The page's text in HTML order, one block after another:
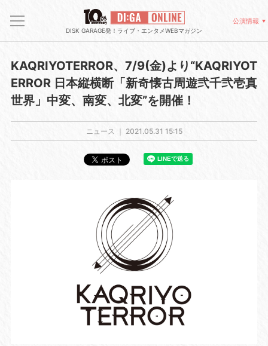
DISK GARAGE発！ライブ・エンタメWEBマガジン
公演情報
KAQRIYOTERROR、7/9(金)より“KAQRIYOT
ERROR 日本縦横断「新奇懐古周遊弐千弐壱真
世界」中変、南変、北変”を開催！
ニュース ｜ 2021.05.31 15:15